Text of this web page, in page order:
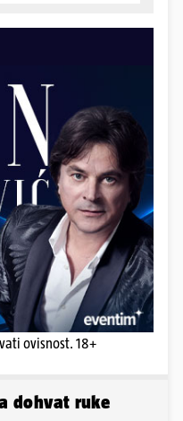
ovisnost. 18+
dohvat ruke